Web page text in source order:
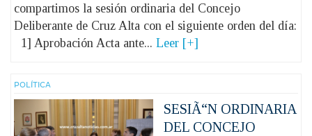
compartimos la sesión ordinaria del Concejo
Deliberante de Cruz Alta con el siguiente orden del día:
1] Aprobación Acta ante... Leer [+]
POLÍ­TICA
SESIÃ“N ORDINARIA
DEL CONCEJO